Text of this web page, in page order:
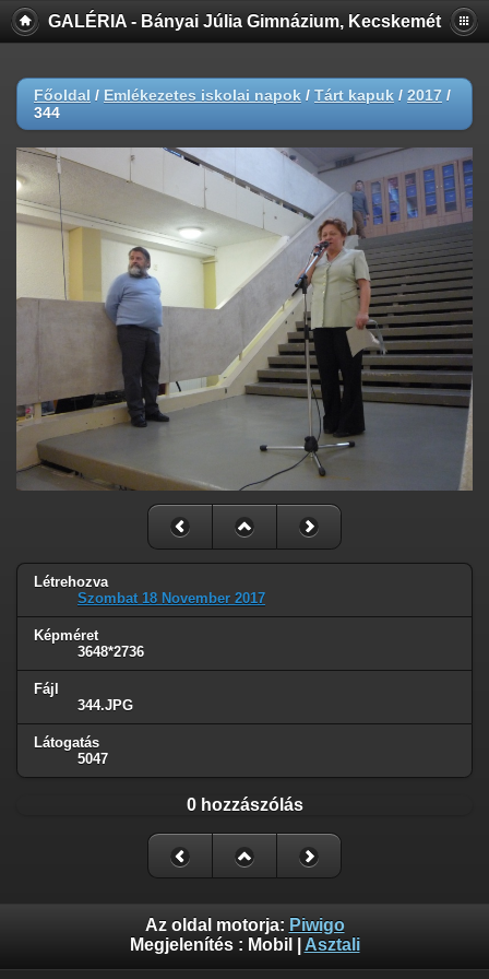
GALÉRIA - Bányai Júlia Gimnázium, Kecskemét
Főoldal / Emlékezetes iskolai napok / Tárt kapuk / 2017 /
344
Létrehozva
Szombat 18 November 2017
Képméret
3648*2736
Fájl
344.JPG
Látogatás
5047
0 hozzászólás
Az oldal motorja: Piwigo
Megjelenítés : Mobil Asztali